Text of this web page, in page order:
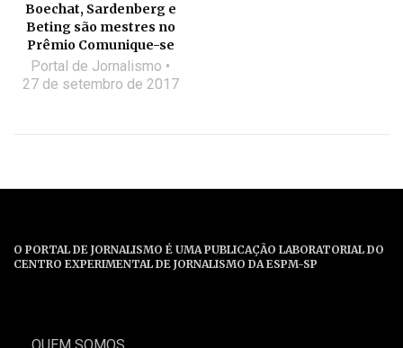
Boechat, Sardenberg e
Beting são mestres no
Prêmio Comunique-se
Portal de Jornalismo
27 de setembro de 2017
O PORTAL DE JORNALISMO É UMA PUBLICAÇÃO LABORATORIAL DO
CENTRO EXPERIMENTAL DE JORNALISMO DA ESPM-SP